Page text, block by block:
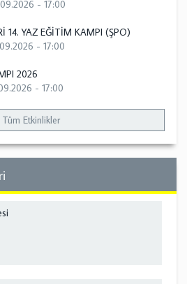
- 17:00
14. YAZ EĞİTİM KAMPI (ŞPO)
- 17:00
2026
- 17:00
Tüm Etkinlikler